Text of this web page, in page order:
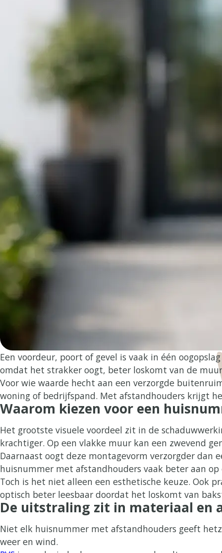
Een voordeur, poort of gevel is vaak in één
omdat het strakker oogt, beter loskomt van de
Voor wie waarde hecht aan een verzorgde
woning of bedrijfspand. Met afstandhouders krijgt
Waarom kiezen voor een
Het grootste visuele voordeel zit in de
krachtiger. Op een vlakke muur kan een zwevend
Daarnaast oogt deze montagevorm verzorgder
huisnummer met afstandhouders vaak beter aan
Toch is het niet alleen een esthetische keuze. Ook
optisch beter leesbaar doordat het loskomt van
De uitstraling zit in materiaal en
Niet elk huisnummer met afstandhouders geeft
weer en wind.